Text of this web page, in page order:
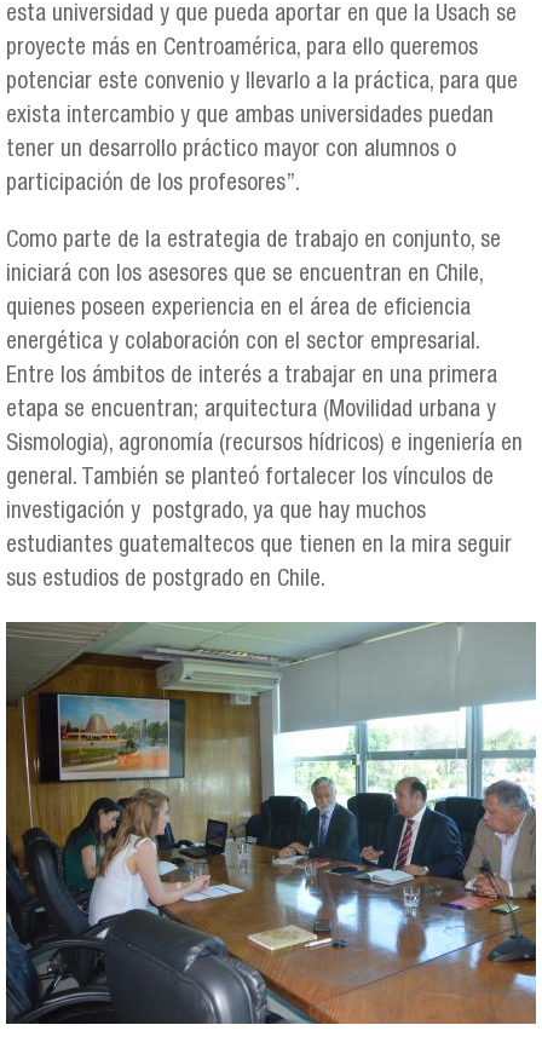
esta universidad y que pueda aportar en que la Usach se
proyecte más en Centroamérica, para ello queremos
potenciar este convenio y llevarlo a la práctica, para que
exista intercambio y que ambas universidades puedan
tener un desarrollo práctico mayor con alumnos o
participación de los profesores”.
Como parte de la estrategia de trabajo en conjunto, se
iniciará con los asesores que se encuentran en Chile,
quienes poseen experiencia en el área de eficiencia
energética y colaboración con el sector empresarial.
Entre los ámbitos de interés a trabajar en una primera
etapa se encuentran; arquitectura (Movilidad urbana y
Sismologia), agronomía (recursos hídricos) e ingeniería en
general. También se planteó fortalecer los vínculos de
investigación y postgrado, ya que hay muchos
estudiantes guatemaltecos que tienen en la mira seguir
sus estudios de postgrado en Chile.
dsc_0075.jpg